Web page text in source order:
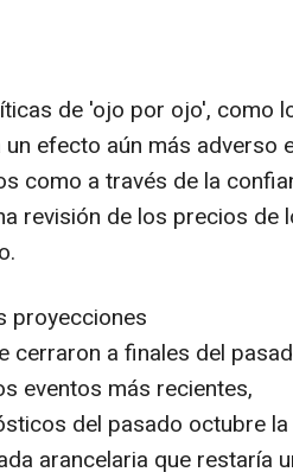
de 'ojo por ojo', como
efecto aún más adverso
como a través de la
revisión de los precios de
proyecciones
cerraron a finales del
eventos más recientes,
del pasado octubre la
arancelaria que restaría